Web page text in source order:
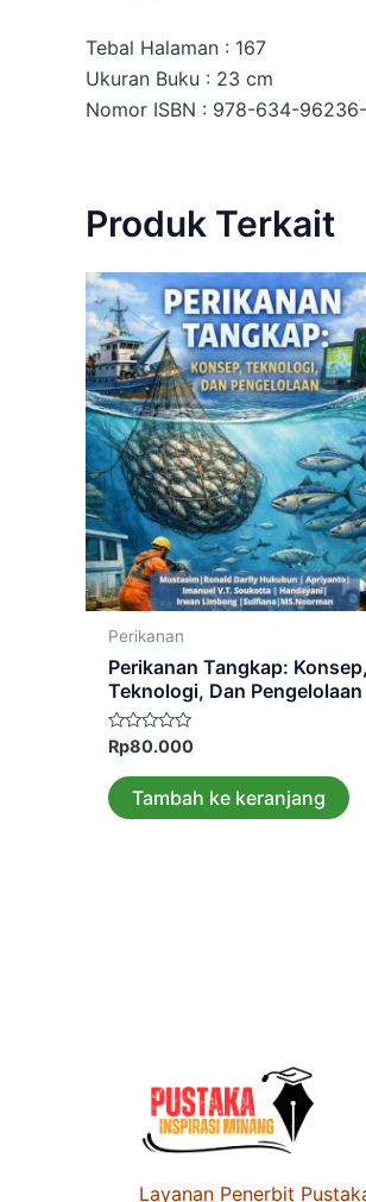
Tebal Halaman : 167
Ukuran Buku : 23 cm
Nomor ISBN : 978-634-
Produk Terkait
Perikanan
Perikanan Tangkap: Konsep,
Teknologi, Dan Pengelolaan
Dinilai
dari
5
Rp80.000
Tambah ke keranjang
Layanan Penerbit